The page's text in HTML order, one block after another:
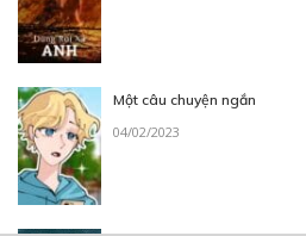
Một câu chuyện ngắn
04/02/2023